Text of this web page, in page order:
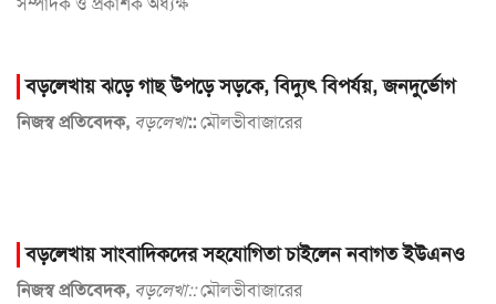
বড়লেখায় ঝড়ে গাছ উপড়ে সড়কে, বিদ্যুৎ বিপর্যয়, জনদুর্ভোগ
নিজস্ব প্রতিবেদক, বড়লেখা::মৌলভীবাজারের
বড়লেখায় সাংবাদিকদের সহযোগিতা চাইলেন নবাগত ইউএনও
নিজস্ব প্রতিবেদক, বড়লেখা::মৌলভীবাজারের